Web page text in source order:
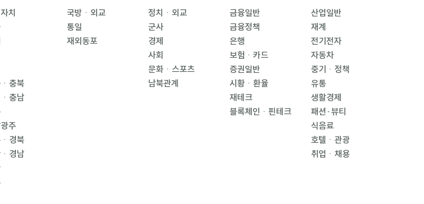
치
충북
충남
주
경북
경남
국방ㆍ외교
통일
재외동포
정치ㆍ외교
군사
경제
사회
문화ㆍ스포츠
남북관계
금융일반
금융정책
은행
보험ㆍ카드
증권일반
시황ㆍ환율
재테크
블록체인ㆍ핀테크
산업일반
재계
전기전자
자동차
중기ㆍ정책
유통
생활경제
패션·뷰티
식음료
호텔ㆍ관광
취업ㆍ채용